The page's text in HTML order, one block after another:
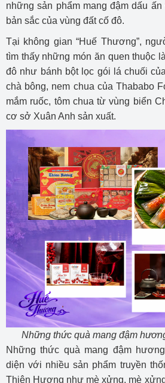
những sản phẩm mang đậm dấu
bản sắc của vùng đất cố đô.
Tại không gian “Huế Thương”,
tìm thấy những món ăn quen thuộc
đô như bánh bột lọc gói lá chuối
chà bông, nem chua của Thababo
mắm ruốc, tôm chua từ vùng biển
cơ sở Xuân Anh sản xuất.
Những thức quà mang đậm
Những thức quà mang đậm
diện với nhiều sản phẩm truyền
Thiên Hương như mè xửng, mè